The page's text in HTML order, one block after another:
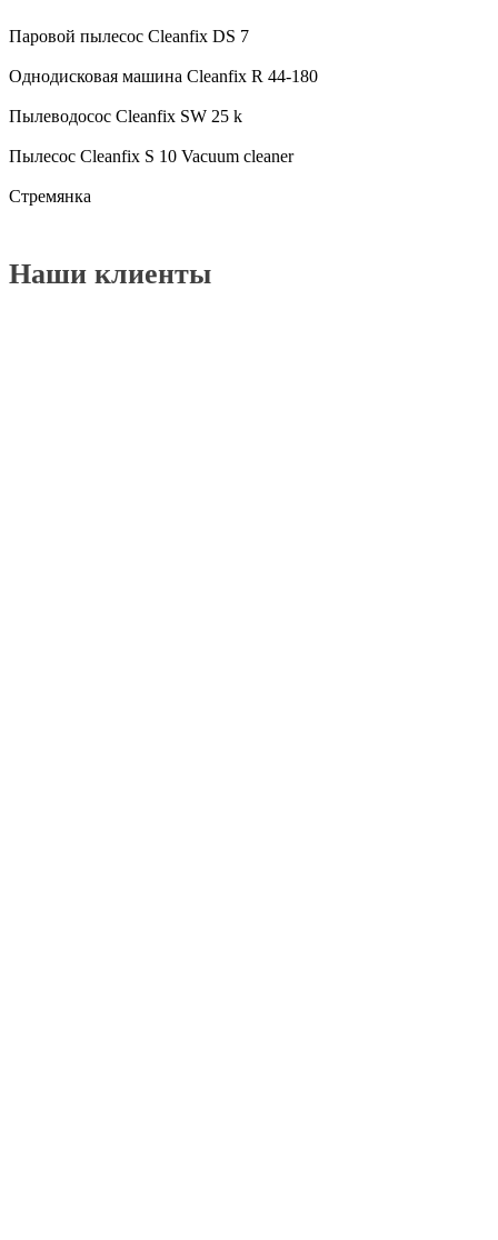
Паровой пылесос Cleanfix DS 7
Однодисковая машина Cleanfix R 44-180
Пылеводосос Cleanfix SW 25 k
Пылесос Cleanfix S 10 Vacuum cleaner
Cтремянка
Наши клиенты